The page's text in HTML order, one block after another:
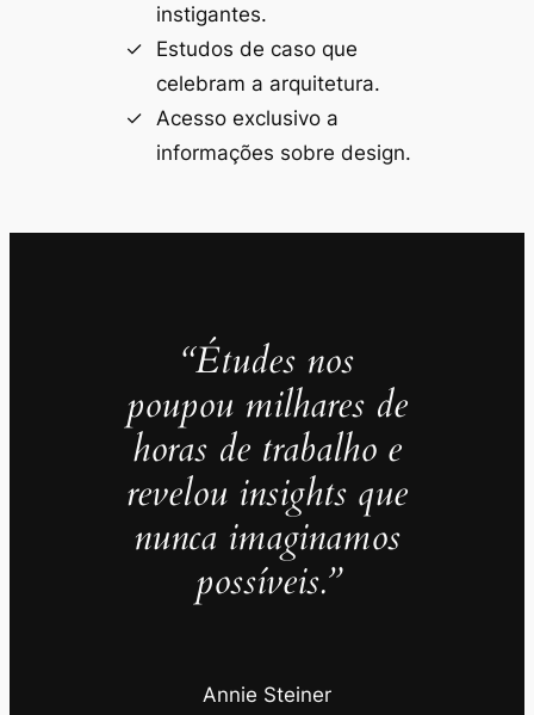
instigantes.
Estudos de caso que
celebram a arquitetura.
Acesso exclusivo a
informações sobre design.
“Études nos
poupou milhares de
horas de trabalho e
revelou insights que
nunca imaginamos
possíveis.”
Annie Steiner